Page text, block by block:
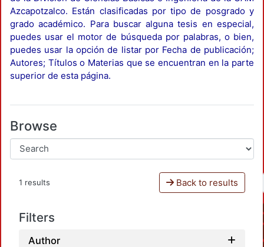
Azcapotzalco. Están clasificadas por tipo de posgrado y
grado académico. Para buscar alguna tesis en especial,
puedes usar el motor de búsqueda por palabras, o bien,
puedes usar la opción de listar por Fecha de publicación;
Autores; Títulos o Materias que se encuentran en la parte
superior de esta página.
Browse
1 results Back to results
Filters
Author